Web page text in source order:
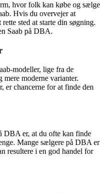
hvor folk kan købe og sælge
Hvis du overvejer at
sted at starte din søgning.
Saab på DBA.
modeller, lige fra de
moderne varianter.
er chancerne for at finde den
DBA er, at du ofte kan finde
Mange sælgere på DBA er
resultere i en god handel for